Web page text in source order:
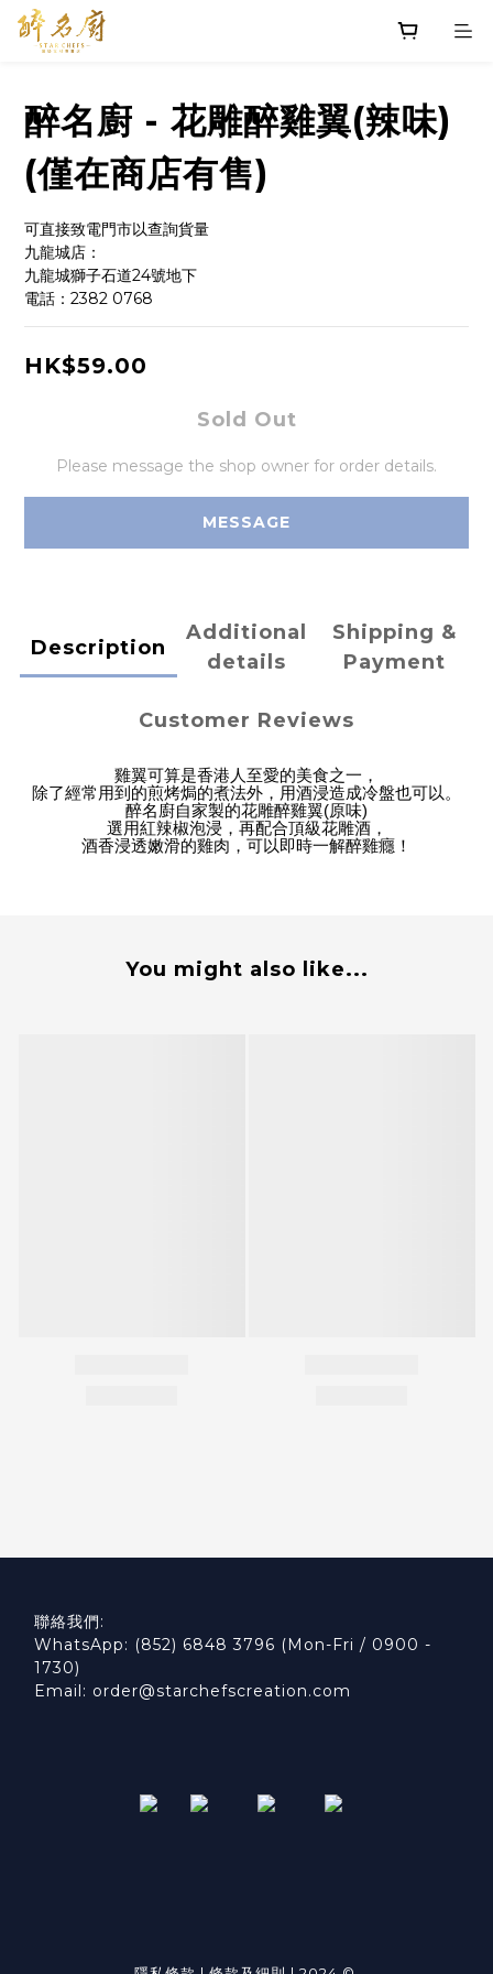
醉名廚 - 花雕醉雞翼(辣味)
(僅在商店有售)
可直接致電門市以查詢貨量
九龍城店：
九龍城獅子石道24號地下
電話：2382 0768
HK$59.00
Sold Out
Please message the shop owner for order details.
MESSAGE
Description
Additional
details
Shipping &
Payment
Customer Reviews
雞翼可算是香港人至愛的美食之一，
除了經常用到的煎烤焗的煮法外，用酒浸造成冷盤也可以。
醉名廚自家製的花雕醉雞翼(原味)
選用紅辣椒泡浸，再配合頂級花雕酒，
酒香浸透嫩滑的雞肉，可以即時一解醉雞癮！
You might also like...
聯絡我們:
WhatsApp: (852) 6848 3796 (Mon-Fri / 0900 -
1730)
Email: order@starchefscreation.com